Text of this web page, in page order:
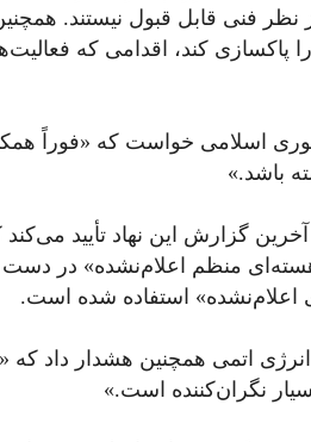
نظر فنی قابل‌ قبول نیستند.
پاکسازی کند، اقدامی که
اسلامی خواست که «فوراً
باشد.»
گزارش این نهاد تأیید
هسته‌ای منظم اعلام‌نشده» در
اعلام‌نشده» استفاده شده است.
اتمی همچنین هشدار داد که
نگران‌کننده است.»